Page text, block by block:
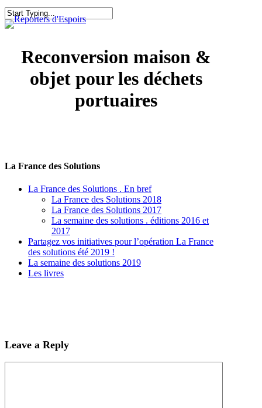
Skip
to
main
Close
Reconversion maison &
objet pour les déchets
portuaires
La France des Solutions
La France des Solutions . En bref
La France des Solutions 2018
La France des Solutions 2017
La semaine des solutions . éditions 2016 et
2017
Partagez vos initiatives pour l’opération La France
des solutions été 2019 !
La semaine des solutions 2019
Les livres
Leave a Reply